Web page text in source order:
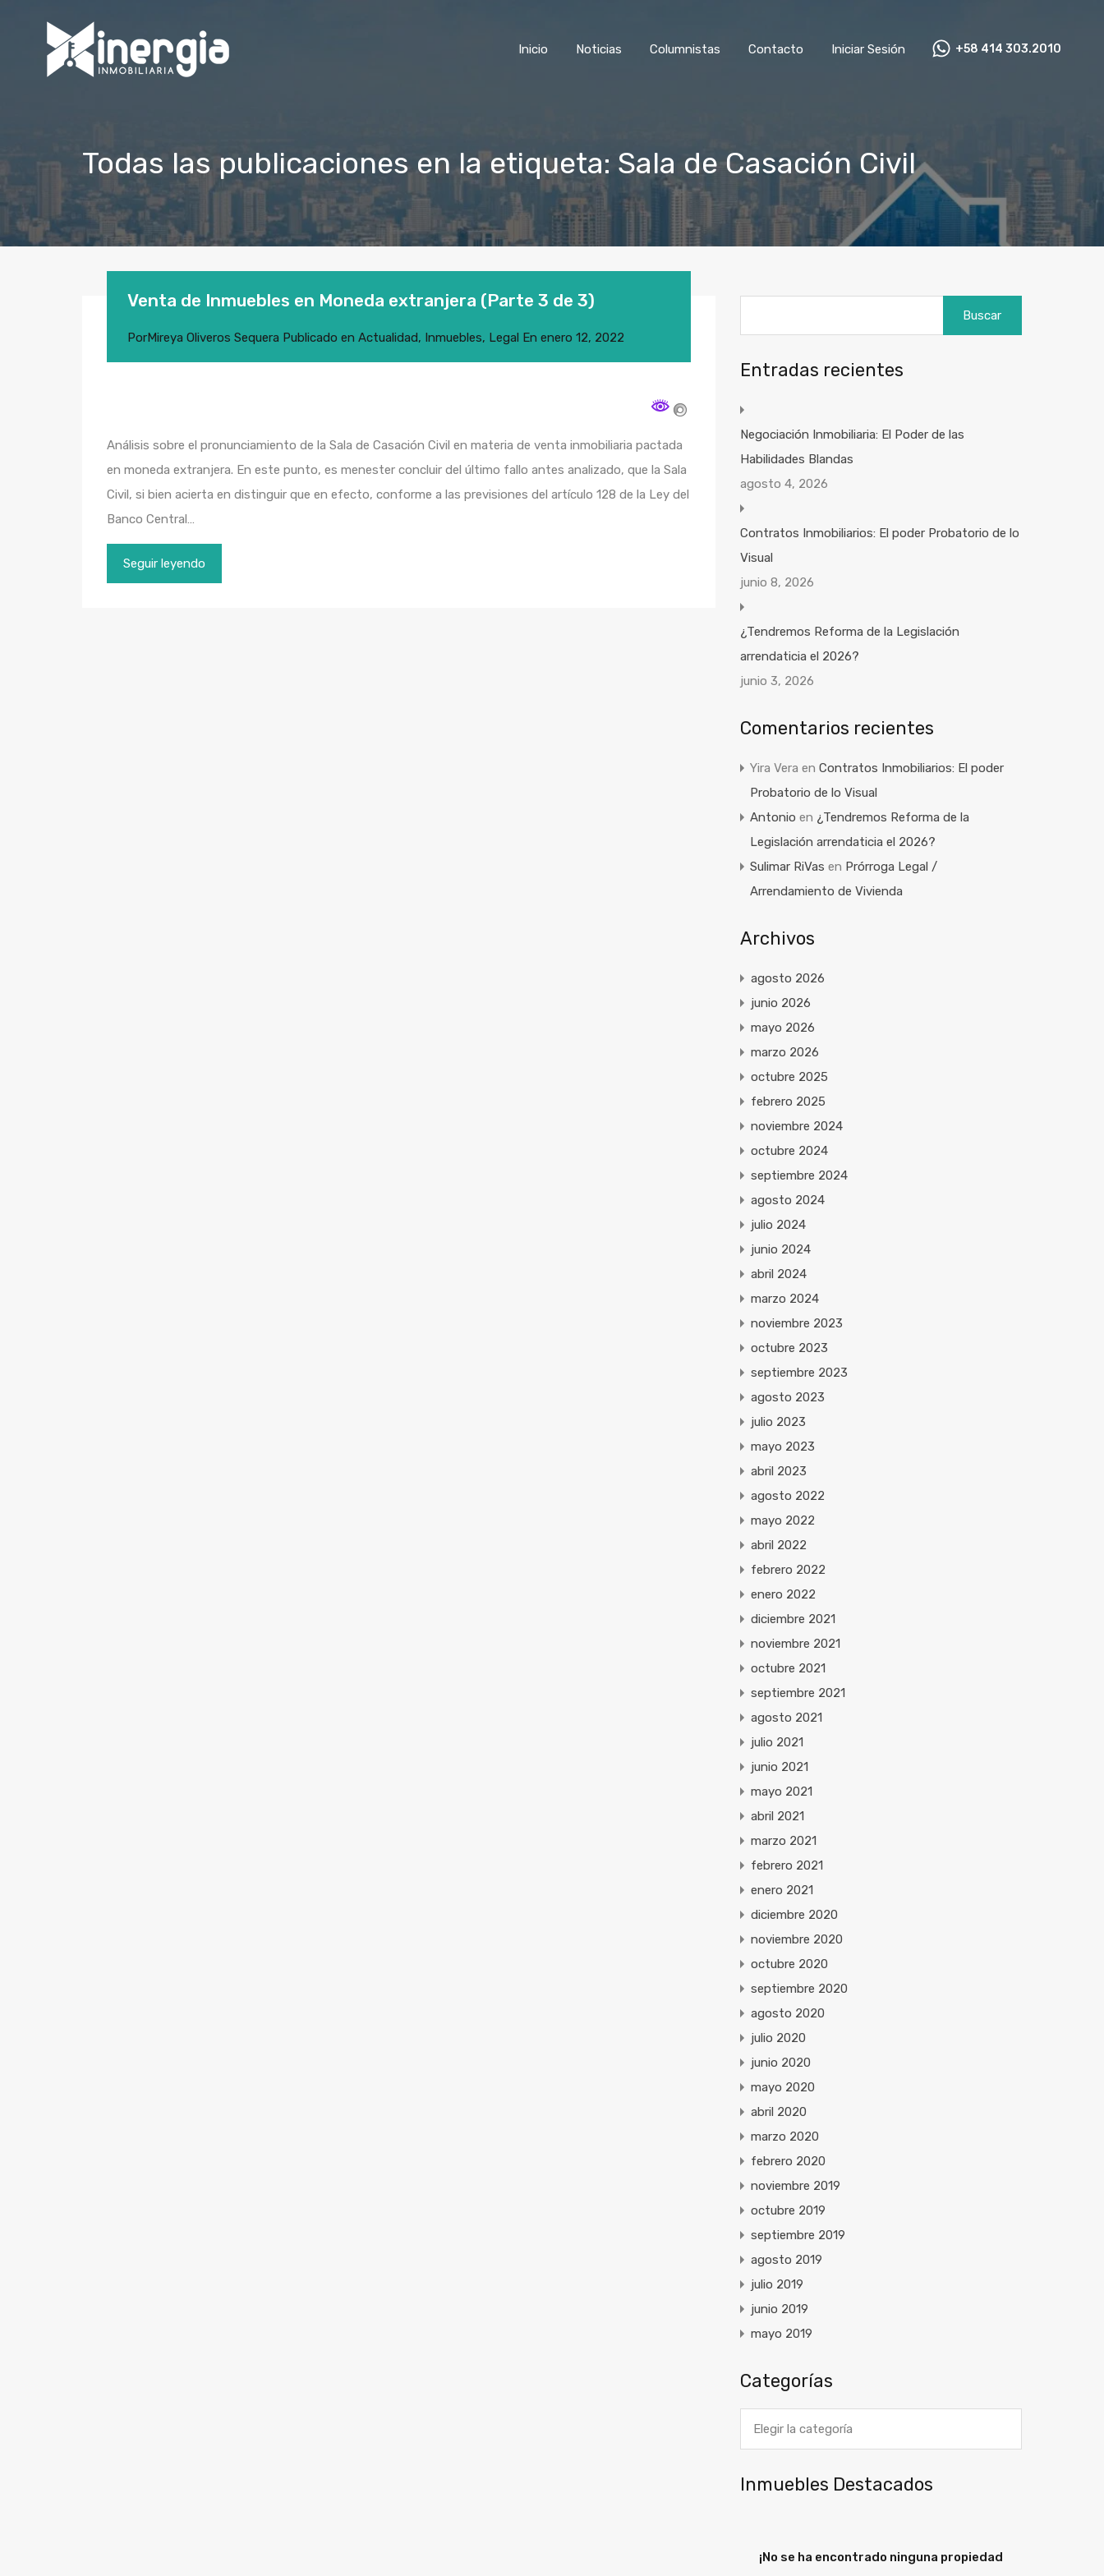
Inicio
Noticias Columnistas Contacto Iniciar Sesión +58 414 303.2010
Todas las publicaciones en la etiqueta: Sala de Casación Civil
Venta de Inmuebles en Moneda extranjera (Parte 3 de 3)
PorMireya Oliveros Sequera Publicado en Actualidad, Inmuebles, Legal En enero 12, 2022
Análisis sobre el pronunciamiento de la Sala de Casación Civil en materia de venta inmobiliaria pactada
en moneda extranjera. En este punto, es menester concluir del último fallo antes analizado, que la Sala
Civil, si bien acierta en distinguir que en efecto, conforme a las previsiones del artículo 128 de la Ley del
Banco Central…
Seguir leyendo
Entradas recientes
Negociación Inmobiliaria: El Poder de las
Habilidades Blandas
agosto 4, 2026
Contratos Inmobiliarios: El poder Probatorio de lo
Visual
junio 8, 2026
¿Tendremos Reforma de la Legislación
arrendaticia el 2026?
junio 3, 2026
Comentarios recientes
Yira Vera en Contratos Inmobiliarios: El poder
Probatorio de lo Visual
Antonio en ¿Tendremos Reforma de la
Legislación arrendaticia el 2026?
Sulimar RiVas en Prórroga Legal /
Arrendamiento de Vivienda
Archivos
agosto 2026
junio 2026
mayo 2026
marzo 2026
octubre 2025
febrero 2025
noviembre 2024
octubre 2024
septiembre 2024
agosto 2024
julio 2024
junio 2024
abril 2024
marzo 2024
noviembre 2023
octubre 2023
septiembre 2023
agosto 2023
julio 2023
mayo 2023
abril 2023
agosto 2022
mayo 2022
abril 2022
febrero 2022
enero 2022
diciembre 2021
noviembre 2021
octubre 2021
septiembre 2021
agosto 2021
julio 2021
junio 2021
mayo 2021
abril 2021
marzo 2021
febrero 2021
enero 2021
diciembre 2020
noviembre 2020
octubre 2020
septiembre 2020
agosto 2020
julio 2020
junio 2020
mayo 2020
abril 2020
marzo 2020
febrero 2020
noviembre 2019
octubre 2019
septiembre 2019
agosto 2019
julio 2019
junio 2019
mayo 2019
Categorías
Inmuebles Destacados
¡No se ha encontrado ninguna propiedad